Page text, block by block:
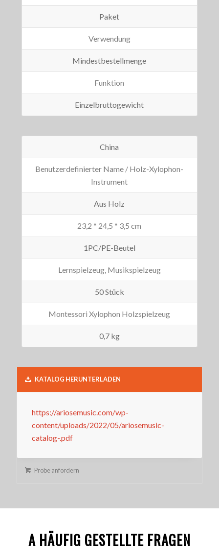
Paket
Verwendung
Mindestbestellmenge
Funktion
Einzelbruttogewicht
China
Benutzerdefinierter Name / Holz-Xylophon-
Instrument
Aus Holz
23,2 * 24,5 * 3,5 cm
1PC/PE-Beutel
Lernspielzeug, Musikspielzeug
50 Stück
Montessori Xylophon Holzspielzeug
0,7 kg
KATALOG HERUNTERLADEN
https://ariosemusic.com/wp-
content/uploads/2022/05/ariosemusic-
catalog-.pdf
Probe anfordern
A HÄUFIG GESTELLTE FRAGEN